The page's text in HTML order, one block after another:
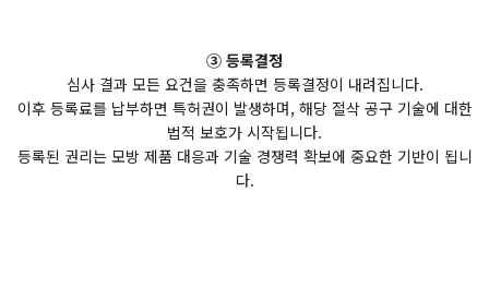
③ 등록결정
심사 결과 모든 요건을 충족하면 등록결정이 내려집니다.
이후 등록료를 납부하면 특허권이 발생하며, 해당 절삭 공구 기술에 대한
법적 보호가 시작됩니다.
등록된 권리는 모방 제품 대응과 기술 경쟁력 확보에 중요한 기반이 됩니
다.